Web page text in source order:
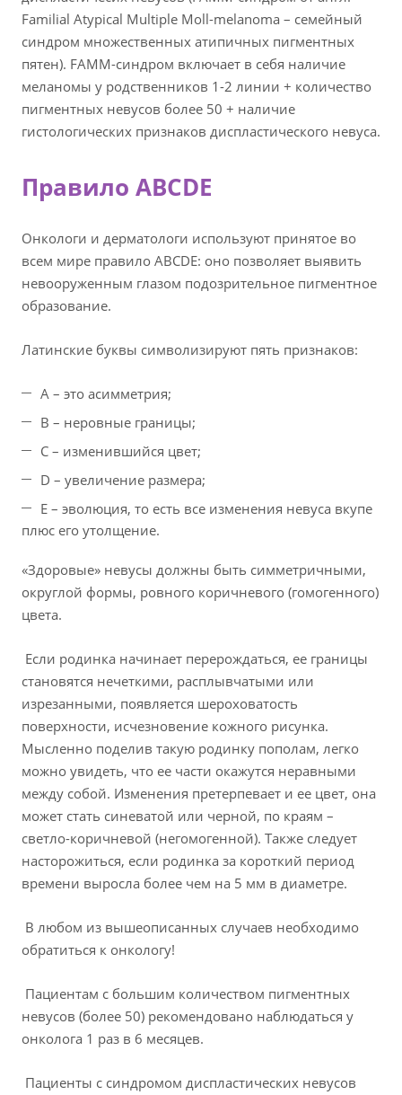
Familial Atypical Multiple Moll-melanoma – семейный
синдром множественных атипичных пигментных
пятен). FAMM-синдром включает в себя наличие
меланомы у родственников 1-2 линии + количество
пигментных невусов более 50 + наличие
гистологических признаков диспластического невуса.
Правило ABCDE
Онкологи и дерматологи используют принятое во
всем мире правило ABCDE: оно позволяет выявить
невооруженным глазом подозрительное пигментное
образование.
Латинские буквы символизируют пять признаков:
A – это асимметрия;
B – неровные границы;
C – изменившийся цвет;
D – увеличение размера;
E – эволюция, то есть все изменения невуса вкупе
плюс его утолщение.
«Здоровые» невусы должны быть симметричными,
округлой формы, ровного коричневого (гомогенного)
цвета.
Если родинка начинает перерождаться, ее границы
становятся нечеткими, расплывчатыми или
изрезанными, появляется шероховатость
поверхности, исчезновение кожного рисунка.
Мысленно поделив такую родинку пополам, легко
можно увидеть, что ее части окажутся неравными
между собой. Изменения претерпевает и ее цвет, она
может стать синеватой или черной, по краям –
светло-коричневой (негомогенной). Также следует
насторожиться, если родинка за короткий период
времени выросла более чем на 5 мм в диаметре.
В любом из вышеописанных случаев необходимо
обратиться к онкологу!
Пациентам с большим количеством пигментных
невусов (более 50) рекомендовано наблюдаться у
онколога 1 раз в 6 месяцев.
Пациенты с синдромом диспластических невусов